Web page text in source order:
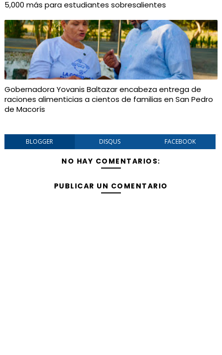
5,000 más para estudiantes sobresalientes
Gobernadora Yovanis Baltazar encabeza entrega de
raciones alimenticias a cientos de familias en San Pedro
de Macorís
BLOGGER DISQUS FACEBOOK
NO HAY COMENTARIOS:
PUBLICAR UN COMENTARIO